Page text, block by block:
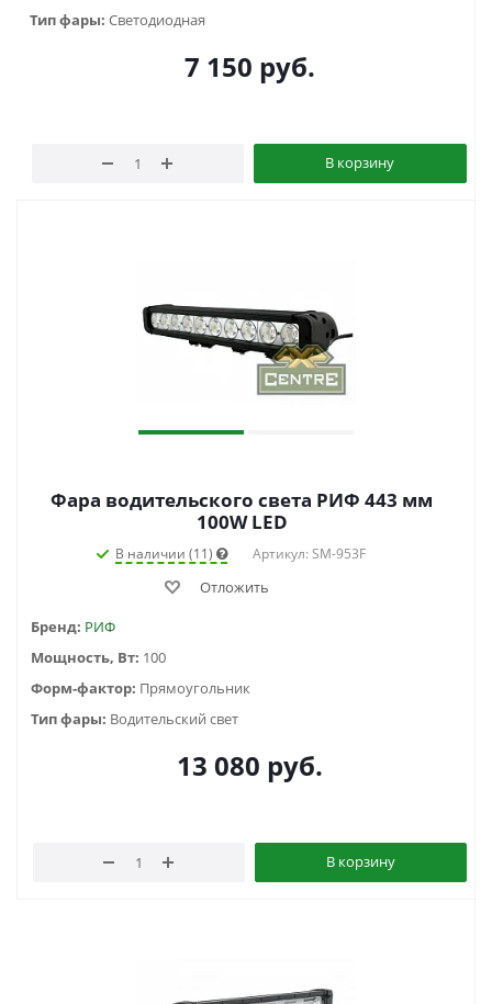
Тип фары: Светодиодная
7 150 руб.
В корзину
Фара водительского света РИФ 443 мм
100W LED
В наличии (11) Артикул: SM-953F
Отложить
Бренд: РИФ
Мощность, Вт: 100
Форм-фактор: Прямоугольник
Тип фары: Водительский свет
13 080 руб.
В корзину